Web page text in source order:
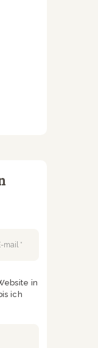
in
ich